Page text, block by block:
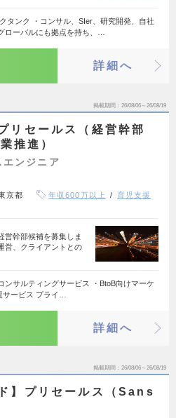
タンク ・コンサル、SIer、研究開発、自社
ローバルにも拠点を持ち、…
詳細へ
掲載期間 26/08/06～26/08/19
リセールス（経営幹部
推進）
エンジニア
京都 年収600万以上
育児支援
営幹部候補を募集しま
営、クライアントとの
ンサルティングサービス ・BtoB向けマーケ
ービス プライ…
詳細へ
掲載期間 26/08/06～26/08/19
】プリセールス（Sans